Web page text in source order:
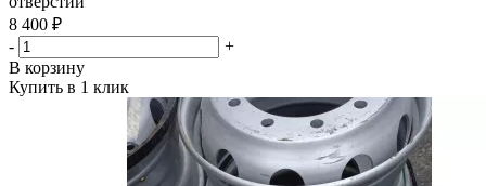
8 400 ₽
-
+
В корзину
Купить в 1 клик